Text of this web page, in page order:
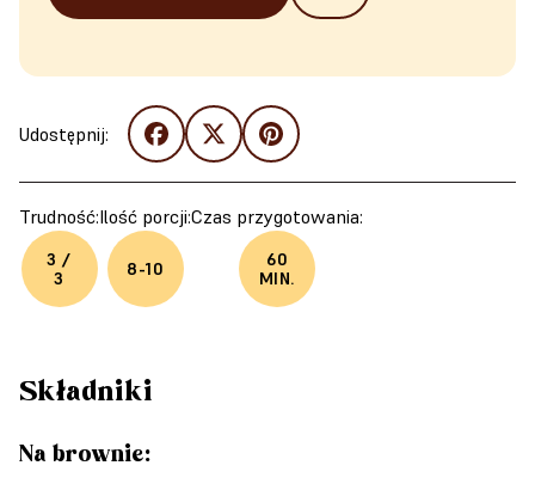
Udostępnij:
Trudność:
3 /
3
Ilość porcji:
8-10
Czas przygotowania:
60
MIN.
Składniki
Na brownie: